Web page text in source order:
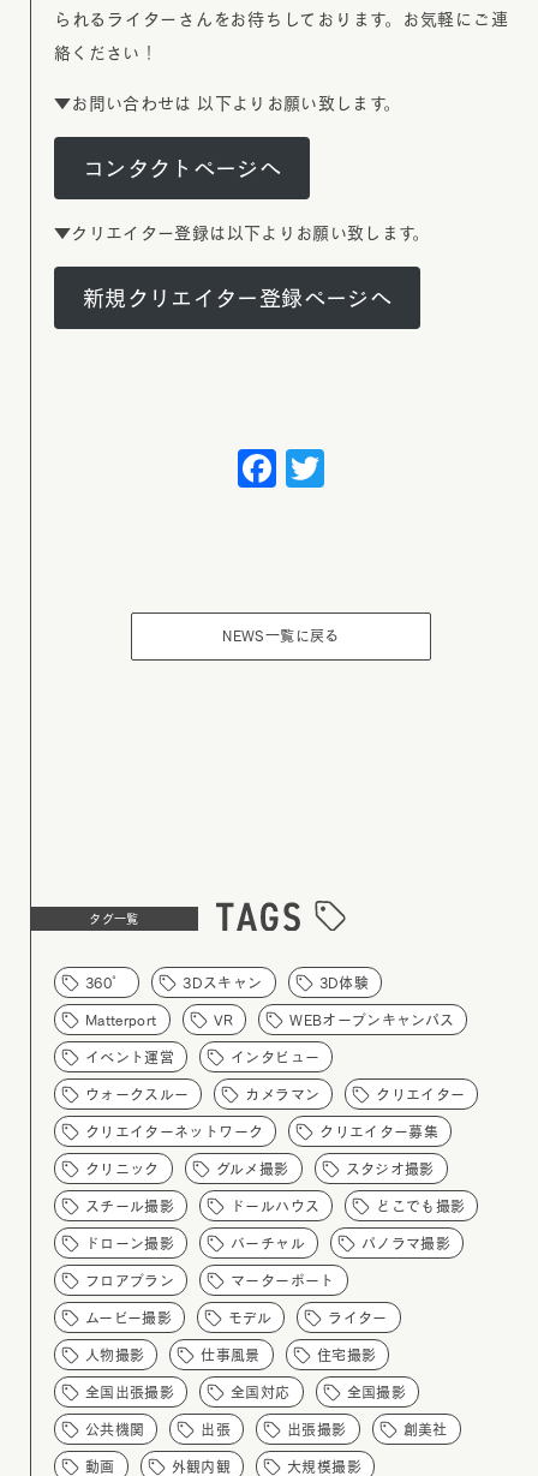
られるライターさんをお待ちしております。お気軽にご連
絡ください！
▼お問い合わせは 以下よりお願い致します。
コンタクトページへ
▼クリエイター登録は以下よりお願い致します。
新規クリエイター登録ページへ
Facebook
NEWS一覧に戻る
タグ一覧
360° 3Dスキャン 3D体験
Matterport VR WEBオープンキャンパス
イベント運営 インタビュー
ウォークスルー カメラマン クリエイター
クリエイターネットワーク クリエイター募集
クリニック グルメ撮影 スタジオ撮影
スチール撮影 ドールハウス どこでも撮影
ドローン撮影 バーチャル パノラマ撮影
フロアプラン マーターポート
ムービー撮影 モデル ライター
人物撮影 仕事風景 住宅撮影
全国出張撮影 全国対応 全国撮影
公共機関 出張 出張撮影 創美社
動画 外観内観 大規模撮影